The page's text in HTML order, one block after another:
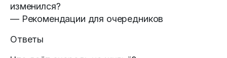
изменился?
— Рекомендации для очередников
Ответы